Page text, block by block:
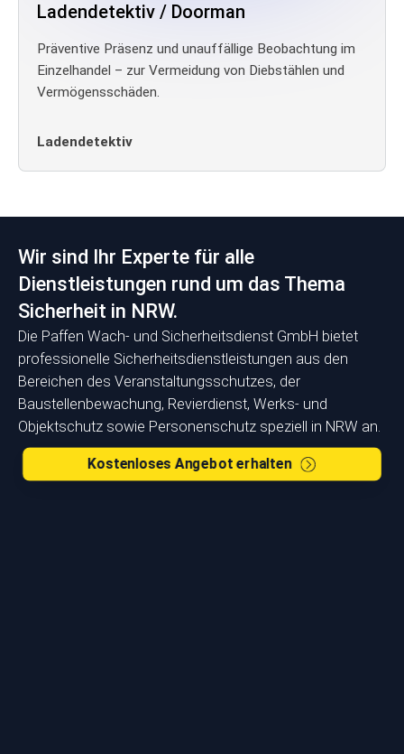
Ladendetektiv / Doorman
Präventive Präsenz und unauffällige Beobachtung im
Einzelhandel – zur Vermeidung von Diebstählen und
Vermögensschäden.
Ladendetektiv
Wir sind Ihr Experte für alle
Dienstleistungen rund um das Thema
Sicherheit in NRW.
Die Paffen Wach- und Sicherheitsdienst GmbH bietet
professionelle Sicherheits­dienstleistungen aus den
Bereichen des Veranstaltungsschutzes, der
Baustellenbewachung, Revierdienst, Werks- und
Objektschutz sowie Personenschutz speziell in NRW an.
Kostenloses Angebot erhalten